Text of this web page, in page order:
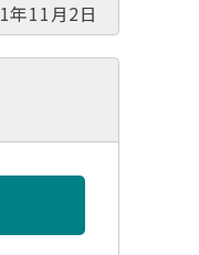
年11月2日